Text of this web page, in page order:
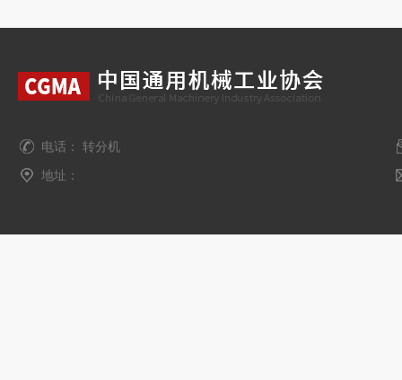
电话： 转分机
地址：